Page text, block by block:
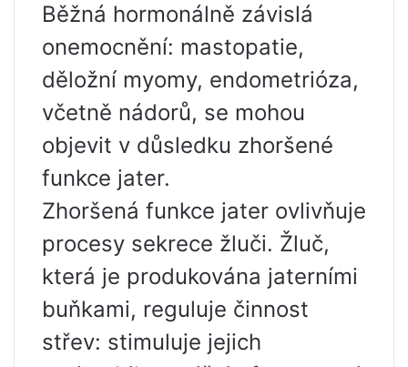
Běžná hormonálně závislá
onemocnění: mastopatie,
děložní myomy, endometrióza,
včetně nádorů, se mohou
objevit v důsledku zhoršené
funkce jater.
Zhoršená funkce jater ovlivňuje
procesy sekrece žluči. Žluč,
která je produkována jaterními
buňkami, reguluje činnost
střev: stimuluje jejich